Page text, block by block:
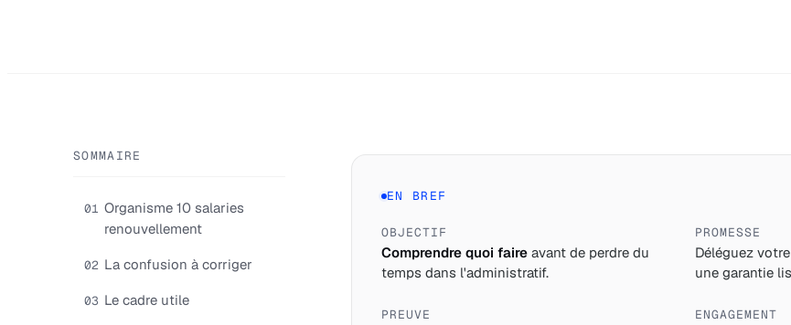
SOMMAIRE
01 Organisme 10 salaries
renouvellement
02 La confusion à corriger
03 Le cadre utile
EN BREF
OBJECTIF
Comprendre quoi faire avant de perdre du
temps dans l'administratif.
PROMESSE
Déléguez
une garantie
PREUVE ENGAGEMENT